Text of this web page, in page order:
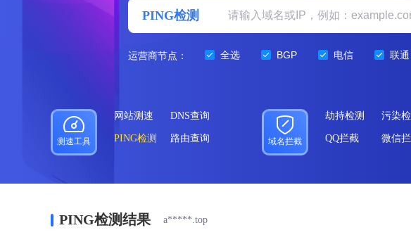
PING检测
运营商节点： 全选 BGP 电信 联通
测速工具
网站测速 DNS查询
PING检测 路由查询 域名拦截
劫持检测 污染
QQ拦截 微信
PING检测结果 a*****.top